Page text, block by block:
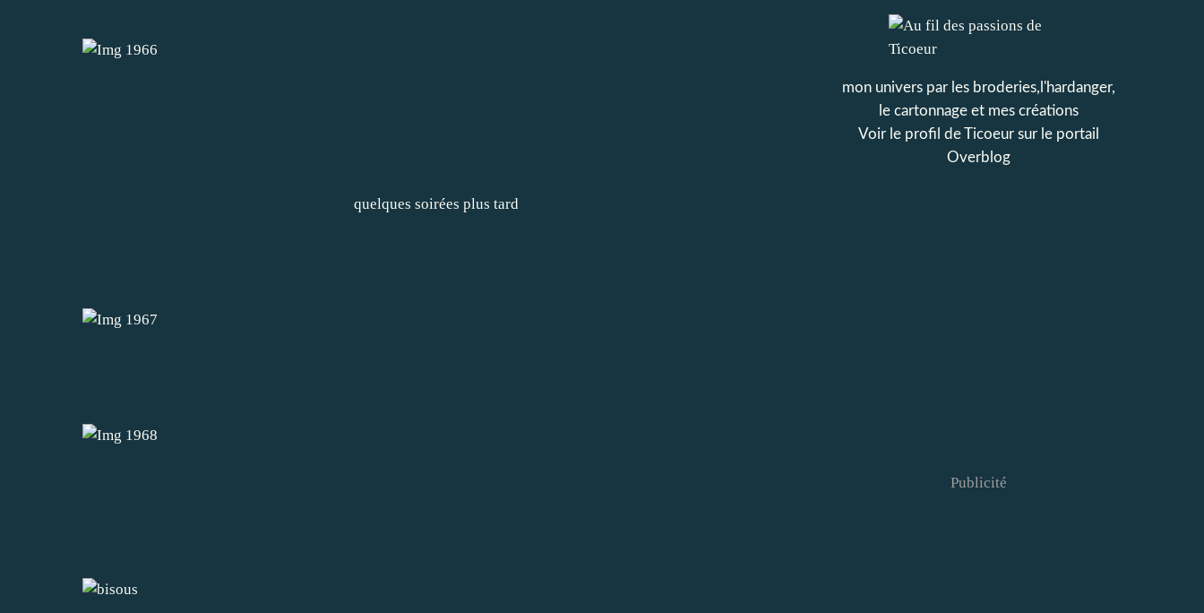
quelques soirées plus tard
mon univers par les broderies,l'hardanger,
le cartonnage et mes créations
Voir le profil deTicoeursur le portail
Overblog
Publicité